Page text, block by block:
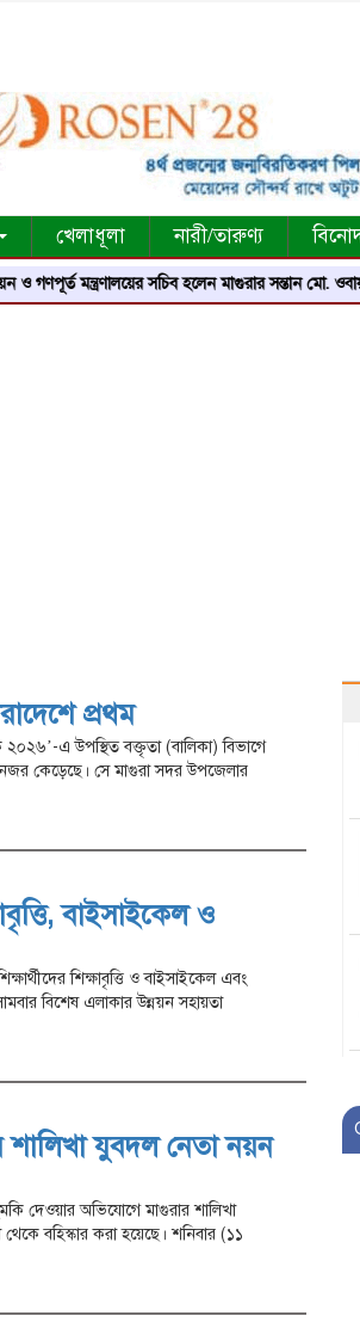
খেলাধূলা নারী/তারুণ্য
মন্ত্রণালয়ের সচিব হলেন মাগুরার সন্তান মো. ওবায়দুর
প্রথম
২০২৬’-এ উপস্থিত বক্তৃতা (বালিকা) বিভাগে
নজর কেড়েছে। সে মাগুরা সদর উপজেলার
বাইসাইকেল ও
শিক্ষাবৃত্তি ও বাইসাইকেল এবং
বিশেষ এলাকার উন্নয়ন সহায়তা
শালিখা যুবদল নেতা নয়ন
দেওয়ার অভিযোগে মাগুরার শালিখা
বহিস্কার করা হয়েছে। শনিবার (১১